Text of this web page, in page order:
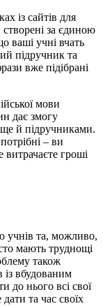
із сайтів для
за єдиною
ваші учні вчать
підручник та
вже підібрані
мови
дає змогу
й підручниками.
– ви
витрачаєте гроші
учнів та, можливо,
мають труднощі
також
вбудованим
до нього всі свої
та час своїх